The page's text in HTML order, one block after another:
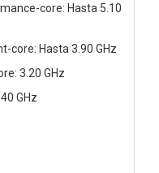
core: Hasta 5.10
core: Hasta 3.90 GHz
3.20 GHz
GHz